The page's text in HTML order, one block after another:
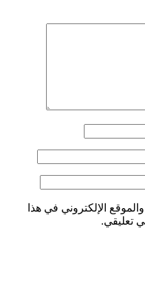
الإلكتروني في هذا
تعليقي.